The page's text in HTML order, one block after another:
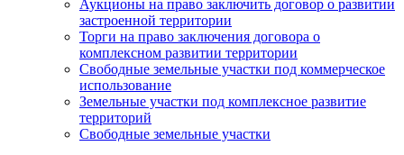
Аукционы на право заключить договор о развитии
застроенной территории
Торги на право заключения договора о
комплексном развитии территории
Свободные земельные участки под коммерческое
использование
Земельные участки под комплексное развитие
территорий
Свободные земельные участки